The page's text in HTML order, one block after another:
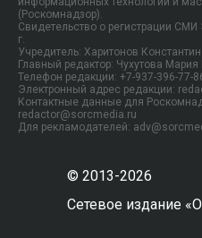
(Роскомнадзор).
Свидетельство о регистрации
г.
Учредитель: Харитонов
Главный редактор: Чухутова
Телефон редакции: +7-937-396-77-
Электронный адрес редакции:
Контактные данные для
redactor@sorcmedia.ru
Для рекламодателей:
© 2013-2026
Сетевое издание